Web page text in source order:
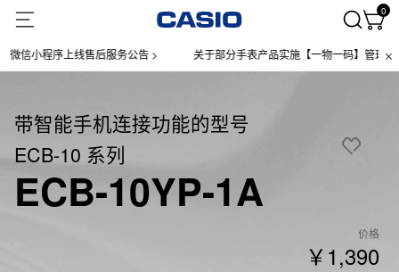
0
小程序上线售后服务公告 > 关于部分手表产品实施【一物一码】管理的公告
带智能手机连接功能的型号
ECB-10 系列
ECB-10YP-1A
价格
￥1,390